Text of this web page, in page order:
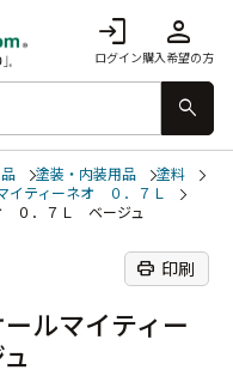
login
ログイン
person
購入希望の方
search
塗装・内装用品
塗料
イティーネオ ０．７Ｌ
０．７Ｌ ベージュ
print 印刷
ルマイティー
ュ